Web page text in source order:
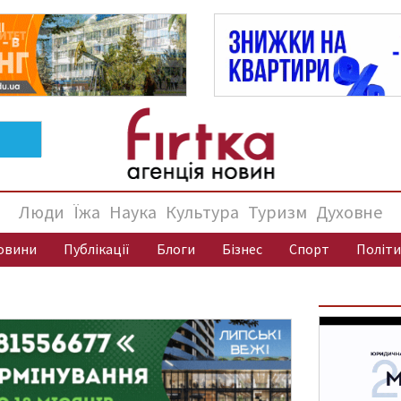
Люди Їжа Наука Культура Туризм Духовне
Публікації Блоги Бізнес Спорт